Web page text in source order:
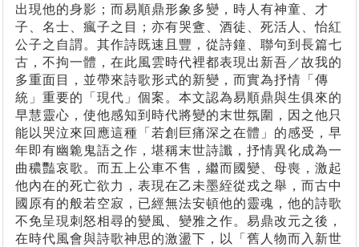
出現他的身影；而易順鼎形象多變，時人有神童、才
子、名士、瘋子之目；亦有哭盦、酒徒、死活人、怡紅
公子之自謂。其作詩既速且豐，從詩鐘、聯句到長篇七
古，不拘一體，在此風雲時代裡都表現出新吾／故我的
多重面目，並帶來詩歌形式的新變，而實為抒情「傳
統」重要的「現代」個案。本文認為易順鼎與生俱來的
早慧靈心，使他感知到時代將變的末世氛圍，因之他只
能以哭泣來回應這種「若創巨痛深之在體」的感受，早
年即有幽臲鬼語之作，堪稱末世詩讖，抒情異化成為一
曲穠豔哀歌。而五上公車不售，繼而國變、母喪，激起
他內在的死亡欲力，表現在乙未墨絰從戎之舉，而古中
國原有的般若空寂，已經無法安頓他的靈魂，他的詩歌
不免呈現刺怒相尋的變風、變雅之作。易鼎改元之後，
在時代風會與詩歌神思的激盪下，以「舊人物而入新世